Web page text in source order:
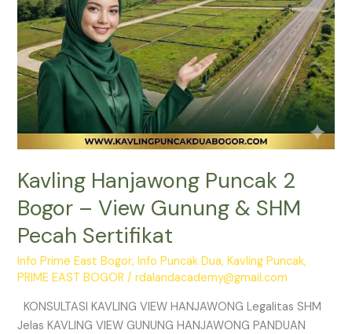
Kavling Hanjawong Puncak 2
Bogor – View Gunung & SHM
Pecah Sertifikat
Info Prime East Bogor,Info Puncak Dua,Kavling Puncak,
PRIME EAST BOGOR /rdalandacademy@gmail.com
KONSULTASI KAVLING VIEW HANJAWONG Legalitas SHM
Jelas KAVLING VIEW GUNUNG HANJAWONG PANDUAN
SHM
Pecah
Sertifikat